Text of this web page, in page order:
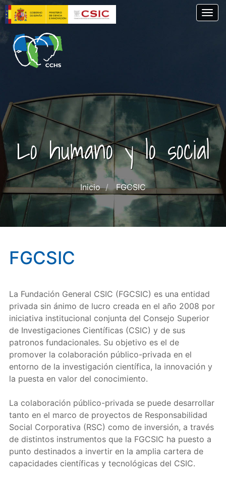
Pasar
al
contenido
principal
Lo humano y lo social
Inicio FGCSIC
FGCSIC
La Fundación General CSIC (FGCSIC) es una entidad
privada sin ánimo de lucro creada en el año 2008 por
iniciativa institucional conjunta del Consejo Superior
de Investigaciones Científicas (CSIC) y de sus
patronos fundacionales. Su objetivo es el de
promover la colaboración público-privada en el
entorno de la investigación científica, la innovación y
la puesta en valor del conocimiento.
La colaboración público-privada se puede desarrollar
tanto en el marco de proyectos de Responsabilidad
Social Corporativa (RSC) como de inversión, a través
de distintos instrumentos que la FGCSIC ha puesto a
punto destinados a invertir en la amplia cartera de
capacidades científicas y tecnológicas del CSIC.